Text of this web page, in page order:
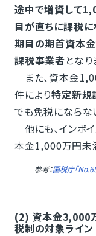
途中で増資して
目が直ちに課税
期目の期首資本
課税事業者となり
また、資本金
件により特定新規
でも免税にならな
他にも、インボ
本金1,000万円未
参考：国税庁「
(2) 資本金3,000
税制の対象ライ